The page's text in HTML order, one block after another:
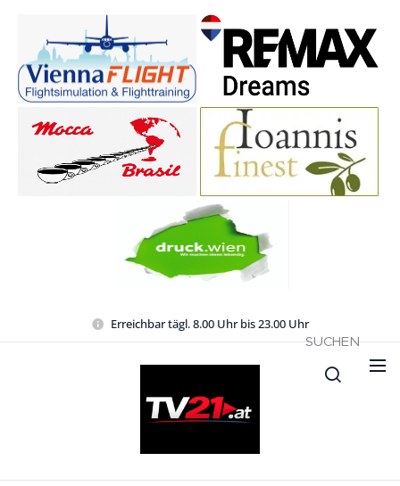
Erreichbar tägl. 8.00 Uhr bis 23.00 Uhr
SUCHEN